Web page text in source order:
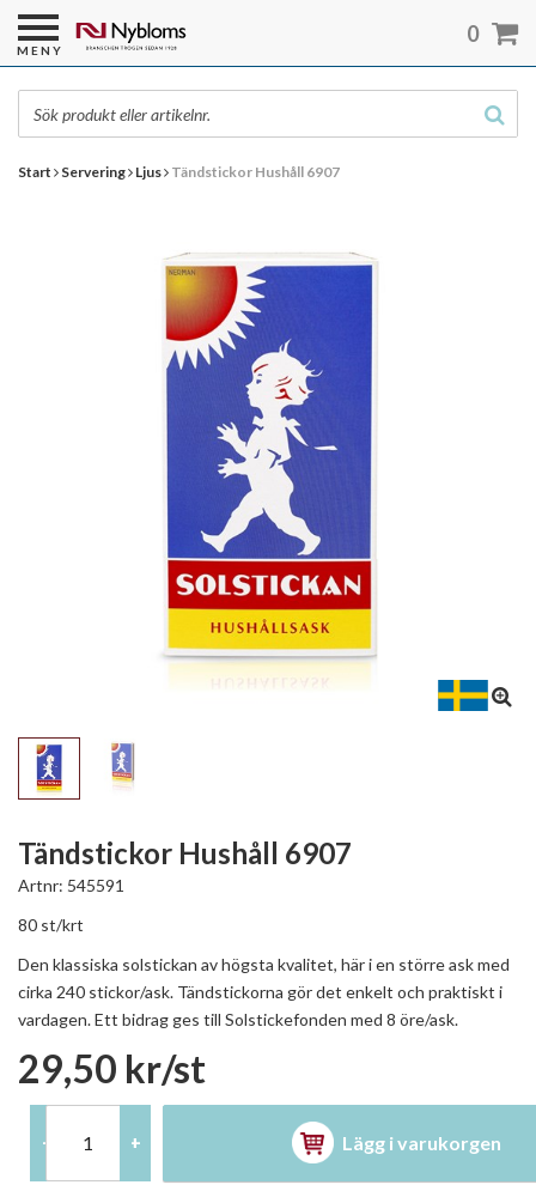
Start Servering Ljus Tändstickor Hushåll 6907
Tändstickor Hushåll 6907
Artnr: 545591
80 st/krt
Den klassiska solstickan av högsta kvalitet, här i en större ask med
cirka 240 stickor/ask. Tändstickorna gör det enkelt och praktiskt i
vardagen. Ett bidrag ges till Solstickefonden med 8 öre/ask.
29,50 kr/st
- + Lägg i varukorgen
MENY
0